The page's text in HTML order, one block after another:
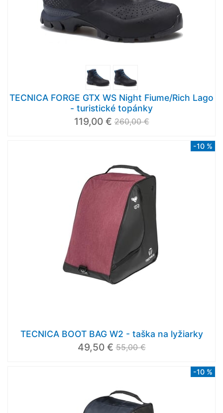
TECNICA FORGE GTX WS Night Fiume/Rich Lago
- turistické topánky
119,00 € 260,00 €
-10 %
TECNICA BOOT BAG W2 - taška na lyžiarky
49,50 € 55,00 €
-10 %